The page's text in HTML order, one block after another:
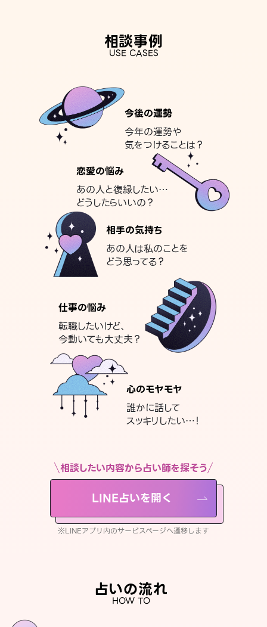
相談事例
USE CASES
今後の運勢
今年の運勢や
気をつけることは？
恋愛の悩み
あの人と復縁したい…
どうしたらいいの？
相手の気持ち
あの人は私のことを
どう思ってる？
仕事の悩み
転職したいけど、
今動いても大丈夫？
心のモヤモヤ
誰かに話して
スッキリしたい…！
相談したい内容から占い師を探そう
LINE占いを開く
※LINEアプリ内のサービスページへ遷移します
占いの流れ
HOW TO